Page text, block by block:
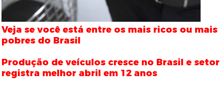
Veja se você está entre os mais ricos ou mais
pobres do Brasil
Produção de veículos cresce no Brasil e setor
registra melhor abril em 12 anos